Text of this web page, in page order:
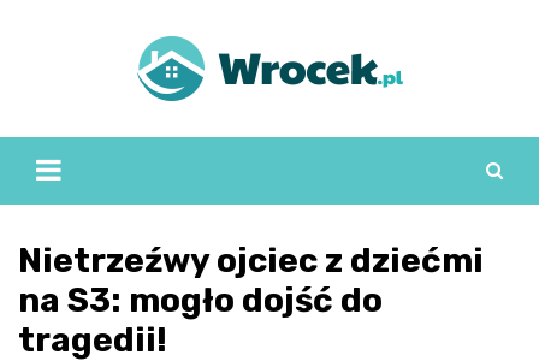
Nietrzeźwy ojciec z dziećmi
na S3: mogło dojść do
tragedii!